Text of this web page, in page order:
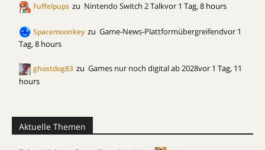
Fuffelpups zu Nintendo Switch 2 Talkvor 1 Tag, 8 hours
Spacemoonkey zu Game-News-Plattformübergreifendvor 1
Tag, 8 hours
ghostdog83 zu Games nur noch digital ab 2028vor 1 Tag, 11
hours
Aktuelle Themen